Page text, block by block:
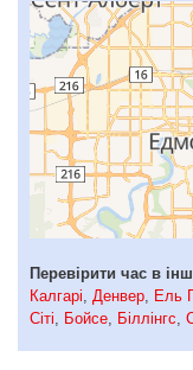
Перевірити час в
Калгарі, Денвер, Ель
Сіті, Бойсе, Біллінгс,